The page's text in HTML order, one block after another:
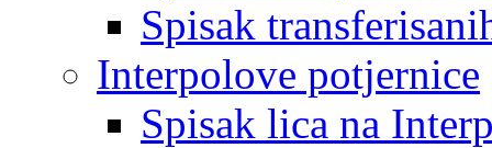
Spisak
Interpolove potjernice
Spisak lica na